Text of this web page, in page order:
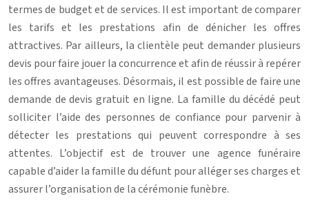
termes de budget et de services. Il est important de comparer
les tarifs et les prestations afin de dénicher les offres
attractives. Par ailleurs, la clientèle peut demander plusieurs
devis pour faire jouer la concurrence et afin de réussir à repérer
les offres avantageuses. Désormais, il est possible de faire une
demande de devis gratuit en ligne. La famille du décédé peut
solliciter l’aide des personnes de confiance pour parvenir à
détecter les prestations qui peuvent correspondre à ses
attentes. L’objectif est de trouver une agence funéraire
capable d’aider la famille du défunt pour alléger ses charges et
assurer l’organisation de la cérémonie funèbre.